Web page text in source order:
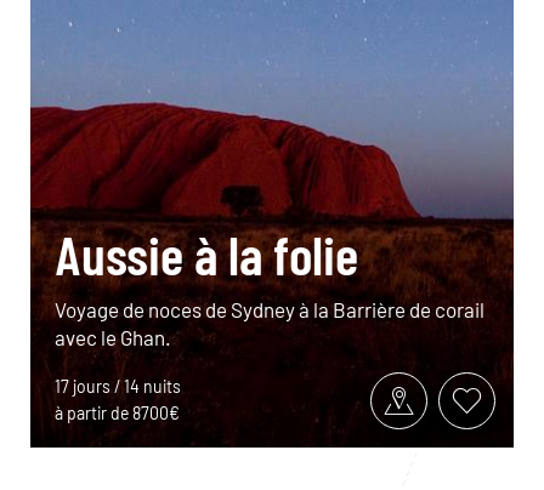
Aussie à la folie
Voyage de noces de Sydney à la Barrière de corail
avec le Ghan.
17 jours / 14 nuits
à partir de 8700€